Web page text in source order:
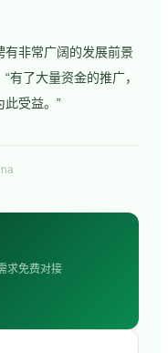
有非常广阔的发展前景
有了大量资金的推广，
此受益。”
求免费对接